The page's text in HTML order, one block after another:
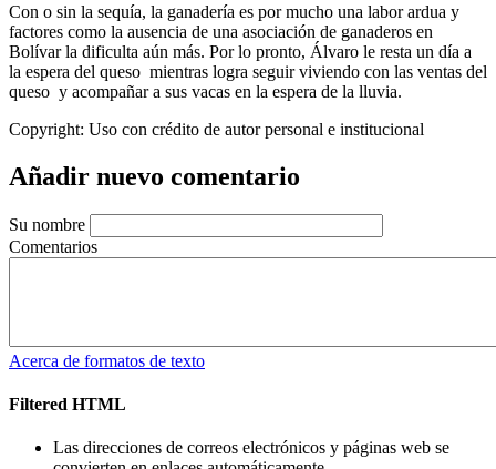
Con o sin la sequía, la ganadería es por mucho una labor ardua y
factores como la ausencia de una asociación de ganaderos en
Bolívar la dificulta aún más. Por lo pronto, Álvaro le resta un día a
la espera del queso mientras logra seguir viviendo con las ventas del
queso y acompañar a sus vacas en la espera de la lluvia.
Copyright: Uso con crédito de autor personal e institucional
Añadir nuevo comentario
Su nombre
Comentarios
Acerca de formatos de texto
Filtered HTML
Las direcciones de correos electrónicos y páginas web se